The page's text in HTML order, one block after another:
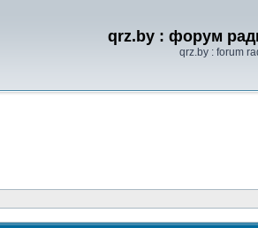
qrz.by : форум
qrz.by : forum